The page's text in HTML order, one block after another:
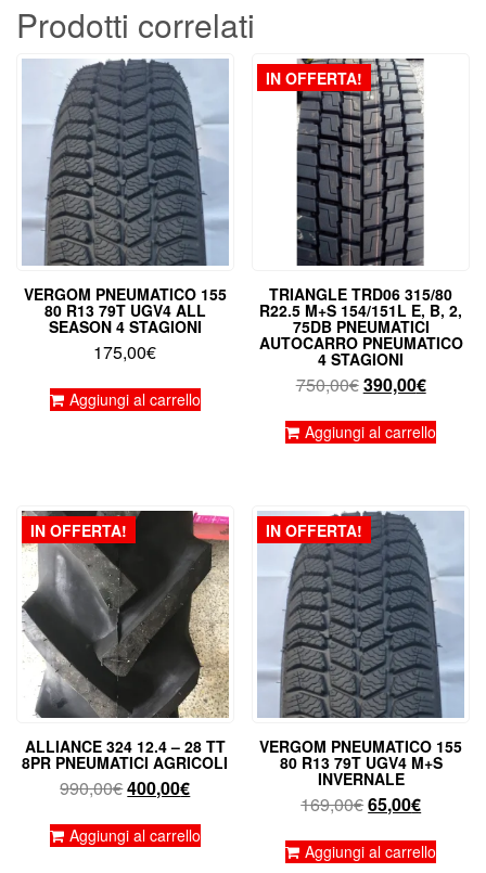
Prodotti correlati
VERGOM PNEUMATICO 155
80 R13 79T UGV4 ALL
SEASON 4 STAGIONI
175,00€
Aggiungi al carrello
IN OFFERTA!
TRIANGLE TRD06 315/80
R22.5 M+S 154/151L E, B, 2,
75DB PNEUMATICI
AUTOCARRO PNEUMATICO
4 STAGIONI
750,00€Il
originale
390,00€Il
attuale
Aggiungi al carrello
IN OFFERTA!
ALLIANCE 324 12.4 – 28 TT
8PR PNEUMATICI AGRICOLI
990,00€Il
originale
400,00€Il
attuale
Aggiungi al carrello
IN OFFERTA!
VERGOM PNEUMATICO 155
80 R13 79T UGV4 M+S
INVERNALE
169,00€Il
originale
65,00€Il
attuale
Aggiungi al carrello